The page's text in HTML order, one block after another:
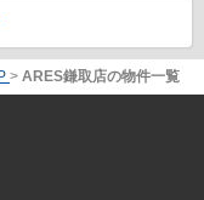
> ARES鎌取店の物件一覧